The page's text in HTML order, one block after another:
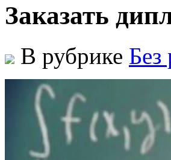
Заказать
В рубрике Без